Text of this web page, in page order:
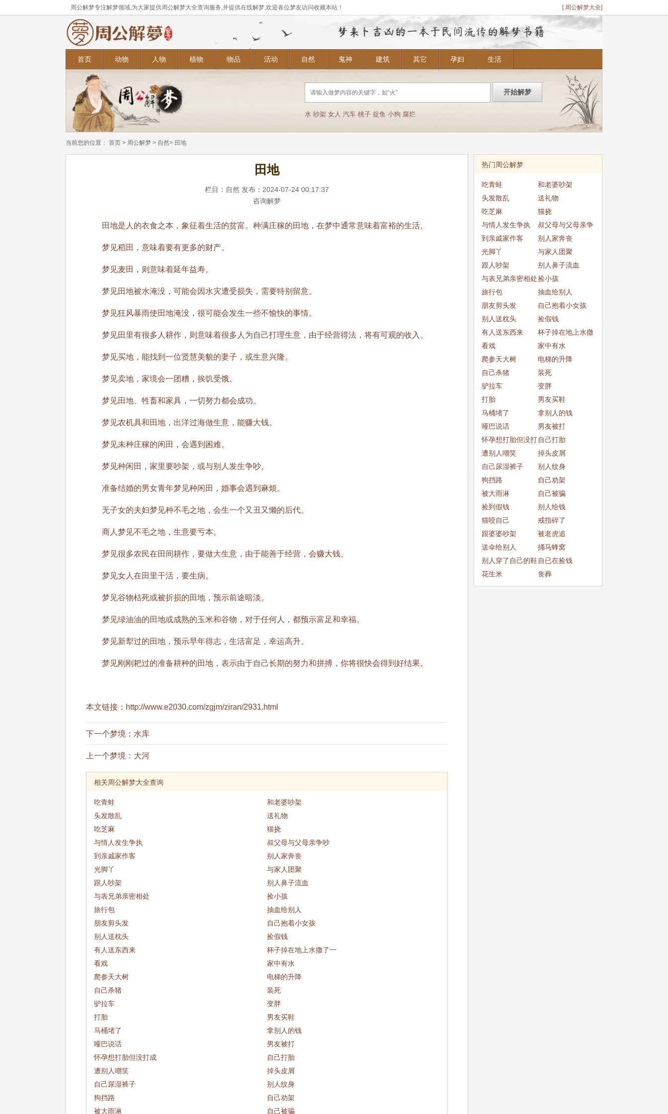
周公解梦专注解梦领域,为大家提供周公解梦大全查询服务,并提供在线解梦,欢迎各位梦友访问收藏本站！ [ 周公解梦大全]
首页 动物 人物 植物 物品 活动 自然 鬼神 建筑 其它 孕妇 生活
水 吵架 女人 汽车 桃子 捉鱼 小狗 腐烂
当前您的位置： 首页 > 周公解梦 > 自然> 田地
田地
栏目： 自然 发布：2024-07-24 00:17:37
咨询解梦
田地是人的衣食之本，象征着生活的贫富。种满庄稼的田地，在梦中通常意味着富裕的生活。
梦见稻田，意味着要有更多的财产。
梦见麦田，则意味着延年益寿。
梦见田地被水淹没，可能会因水灾遭受损失，需要特别留意。
梦见狂风暴雨使田地淹没，很可能会发生一些不愉快的事情。
梦见田里有很多人耕作，则意味着很多人为自己打理生意，由于经营得法，将有可观的收入。
梦见买地，能找到一位贤慧美貌的妻子，或生意兴隆。
梦见卖地，家境会一团糟，挨饥受饿。
梦见田地、牲畜和家具，一切努力都会成功。
梦见农机具和田地，出洋过海做生意，能赚大钱。
梦见未种庄稼的闲田，会遇到困难。
梦见种闲田，家里要吵架，或与别人发生争吵。
准备结婚的男女青年梦见种闲田，婚事会遇到麻烦。
无子女的夫妇梦见种不毛之地，会生一个又丑又懒的后代。
商人梦见不毛之地，生意要亏本。
梦见很多农民在田间耕作，要做大生意，由于能善于经营，会赚大钱。
梦见女人在田里干活，要生病。
梦见谷物枯死或被折损的田地，预示前途暗淡。
梦见绿油油的田地或成熟的玉米和谷物，对于任何人，都预示富足和幸福。
梦见新犁过的田地，预示早年得志，生活富足，幸运高升。
梦见刚刚耙过的准备耕种的田地，表示由于自己长期的努力和拼搏，你将很快会得到好结果。
本文链接： http://www.e2030.com/zgjm/ziran/2931.html
下一个梦境： 水库
上一个梦境： 大河
相关周公解梦大全查询
吃青蛙
和老婆吵架
头发散乱
送礼物
吃芝麻
猫挠
与情人发生争执
叔父母与父母亲争吵
到亲戚家作客
别人家奔丧
光脚丫
与家人团聚
跟人吵架
别人鼻子流血
与表兄弟亲密相处
捡小孩
旅行包
抽血给别人
朋友剪头发
自己抱着小女孩
别人送枕头
捡假钱
有人送东西来
杯子掉在地上水撒了一
看戏
家中有水
爬参天大树
电梯的升降
自己杀猪
装死
驴拉车
变胖
打胎
男友买鞋
马桶堵了
拿别人的钱
哑巴说话
男友被打
怀孕想打胎但没打成
自己打胎
遭别人嘲笑
掉头皮屑
自己尿湿裤子
别人纹身
狗挡路
自己劝架
被大雨淋
自己被骗
热门周公解梦
吃青蛙
和老婆吵架
头发散乱
送礼物
吃芝麻
猫挠
与情人发生争执
叔父母与父母亲争
吵
到亲戚家作客
别人家奔丧
光脚丫
与家人团聚
跟人吵架
别人鼻子流血
与表兄弟亲密相处捡小孩
旅行包
抽血给别人
朋友剪头发
自己抱着小女孩
别人送枕头
捡假钱
有人送东西来
杯子掉在地上水撒
了一
看戏
家中有水
爬参天大树
电梯的升降
自己杀猪
装死
驴拉车
变胖
打胎
男友买鞋
马桶堵了
拿别人的钱
哑巴说话
男友被打
怀孕想打胎但没打
成
自己打胎
遭别人嘲笑
掉头皮屑
自己尿湿裤子
别人纹身
狗挡路
自己劝架
被大雨淋
自己被骗
捡到假钱
别人给钱
猫咬自己
戒指碎了
跟婆婆吵架
被老虎追
送伞给别人
捅马蜂窝
别人穿了自己的鞋
子
自已在捡钱
花生米
丧葬